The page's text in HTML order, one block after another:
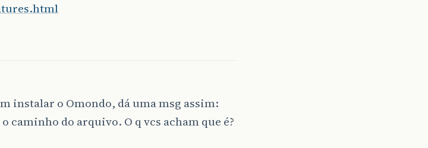
instalar o Omondo, dá uma msg assim:
do arquivo. O q vcs acham que é?